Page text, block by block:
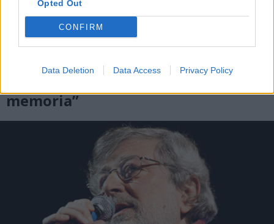
Opted Out
CONFIRM
Data Deletion Data Access Privacy Policy
per l’82° anniversario della strage
memoria”